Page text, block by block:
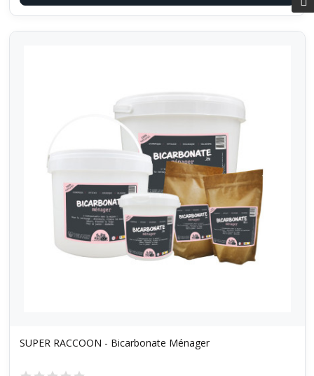
SUPER RACCOON - Bicarbonate Ménager